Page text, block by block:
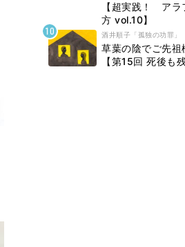
【超実践！ アラ
方 vol.10】
酒井順子「孤独の功罪」
草葉の陰でご先
【第15回 死後も